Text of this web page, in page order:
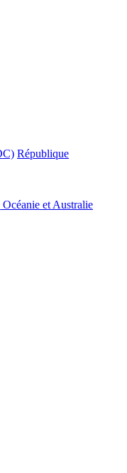
République
et Australie